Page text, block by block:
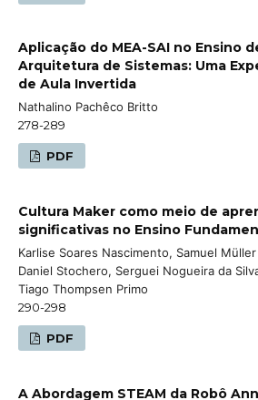
Aplicação do MEA-SAI no Ensino
Arquitetura de Sistemas: Uma
de Aula Invertida
Nathalino Pachêco Britto
278-289
PDF
Cultura Maker como meio de
significativas no Ensino
Karlise Soares Nascimento, Samuel
Daniel Stochero, Serguei Nogueira da
Tiago Thompsen Primo
290-298
PDF
A Abordagem STEAM da Robô